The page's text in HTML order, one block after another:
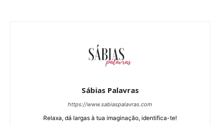
Sábias Palavras
https://www.sabiaspalavras.com
Relaxa, dá largas à tua imaginação, identifica-te!